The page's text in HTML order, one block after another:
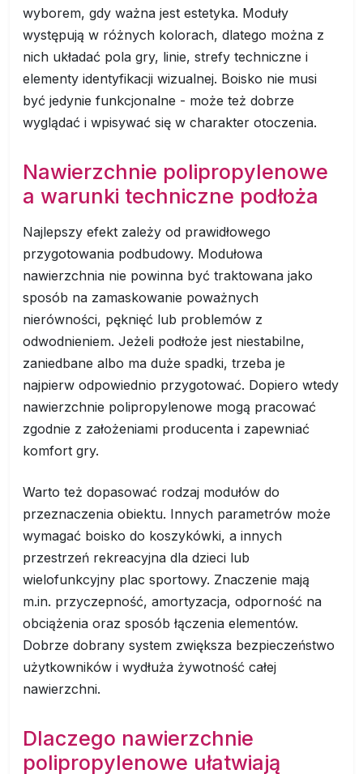
wyborem, gdy ważna jest estetyka. Moduły
występują w różnych kolorach, dlatego można z
nich układać pola gry, linie, strefy techniczne i
elementy identyfikacji wizualnej. Boisko nie musi
być jedynie funkcjonalne - może też dobrze
wyglądać i wpisywać się w charakter otoczenia.
Nawierzchnie polipropylenowe
a warunki techniczne podłoża
Najlepszy efekt zależy od prawidłowego
przygotowania podbudowy. Modułowa
nawierzchnia nie powinna być traktowana jako
sposób na zamaskowanie poważnych
nierówności, pęknięć lub problemów z
odwodnieniem. Jeżeli podłoże jest niestabilne,
zaniedbane albo ma duże spadki, trzeba je
najpierw odpowiednio przygotować. Dopiero wtedy
nawierzchnie polipropylenowe mogą pracować
zgodnie z założeniami producenta i zapewniać
komfort gry.
Warto też dopasować rodzaj modułów do
przeznaczenia obiektu. Innych parametrów może
wymagać boisko do koszykówki, a innych
przestrzeń rekreacyjna dla dzieci lub
wielofunkcyjny plac sportowy. Znaczenie mają
m.in. przyczepność, amortyzacja, odporność na
obciążenia oraz sposób łączenia elementów.
Dobrze dobrany system zwiększa bezpieczeństwo
użytkowników i wydłuża żywotność całej
nawierzchni.
Dlaczego nawierzchnie
polipropylenowe ułatwiają